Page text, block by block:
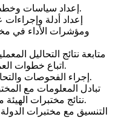
إعداد سياسات وخطط ضبط الجودة لأجهزة المختبرات.
إعداد أدلة
ومؤشرات الأداء في
متابعة نتائج التحاليل
اتباع خطوات العمل القياسية داخل مختبرات الهيئة.
إجراء الفحوصات والتحاليل المخبرية للعينات محل البحث.
تبادل المعلومات مع
نتائج مختبرات الهيئة مع النتائج القياسية لهذه المختبرات.
التنسيق مع مختبرات